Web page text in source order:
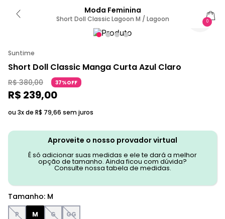
Moda Feminina
Short Doll Classic Lagoon M / Lagoon 0
Suntime
Short Doll Classic Manga Curta Azul Claro
R$ 380,00 37%OFF
R$ 239,00
ou 3x de R$ 79,66 sem juros
Aproveite o nosso provador virtual
É só adicionar suas medidas e ele te dará a melhor
opção de tamanho. Ainda ficou com dúvida?
Consulte nossa tabela de medidas.
Tamanho: M
P M G GG